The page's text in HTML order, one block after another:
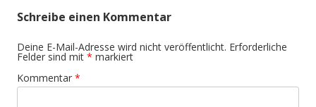
Schreibe einen Kommentar
Deine E-Mail-Adresse wird nicht veröffentlicht. Erforderliche
Felder sind mit * markiert
Kommentar *